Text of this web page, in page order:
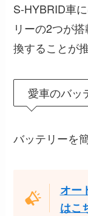
S-HYBRID車
リーの2つが
換することが
愛車のバッ
バッテリーを
オー
はこ